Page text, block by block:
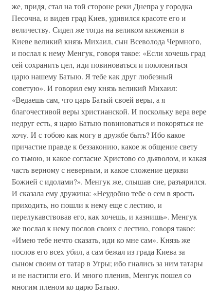
же, придя, стал на той стороне реки Днепра у городка
Песочна, и видев град Киев, удивился красоте его и
величеству. Сидел же тогда на великом княжении в
Киеве великий князь Михаил, сын Всеволода Чермного,
и послал к нему Менгук, говоря такое: «Если хочешь град
сей сохранить цел, иди повиноваться и поклониться
царю нашему Батыю. Я тебе как друг любезный
советую». И говорил ему князь великий Михаил:
«Ведаешь сам, что царь Батый своей веры, а я
благочестивой веры христианской. И поскольку вера вере
недруг есть, я царю Батыю повиноваться и покоряться не
хочу. И с тобою как могу в дружбе быть? Ибо какое
причастие правде к беззаконию, какое ж общение свету
со тьмою, и какое согласие Христово со дьяволом, и какая
часть верному с неверным, и какое сложение церкви
Божией с идолами?». Менгук же, слышав сие, разъярился.
И сказала ему дружина: «Неудобно тебе о сем в ярость
приходить, но пошли к нему еще с лестию, и
перелукавствовав его, как хочешь, и казнишь». Менгук
же послал к нему послов своих с лестию, говоря такое:
«Имею тебе нечто сказать, иди ко мне сам». Князь же
послов его всех убил, а сам бежал из града Киева за
сыном своим от татар в Угры; ибо гнались за ним татары
и не настигли его. И много пленив, Менгук пошел со
многим пленом ко царю Батыю.